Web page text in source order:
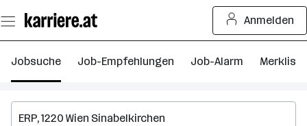
Seiteninhalt
springen
Anmelden
Jobsuche Job-Empfehlungen Job-Alarm Merkliste